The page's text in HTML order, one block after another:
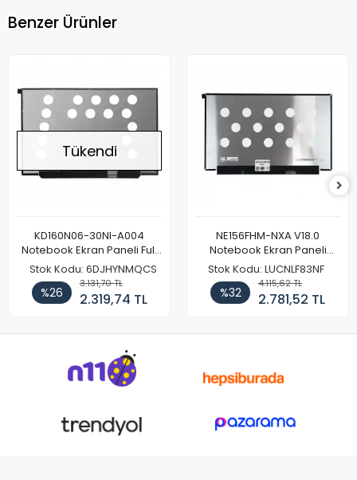
Benzer Ürünler
Tükendi
KD160N06-30NI-A004
Notebook Ekran Paneli Full
HD
Stok Kodu: 6DJHYNMQCS
%26
3.131,70 TL
2.319,74 TL
NE156FHM-NXA V18.0
Notebook Ekran Paneli
144Hz
Stok Kodu: LUCNLF83NF
%32
4.115,62 TL
2.781,52 TL